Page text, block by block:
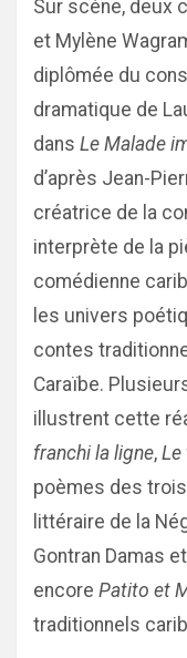
Sur scène, deux
et Mylène
diplômée du
dramatique de
dans Le Malade
d’après Jean-
créatrice de la
interprète de la
comédienne
les univers
contes
Caraïbe.
illustrent cette
franchi la ligne, Le
poèmes des
littéraire de la
Gontran Damas
encore Patito et
traditionnels